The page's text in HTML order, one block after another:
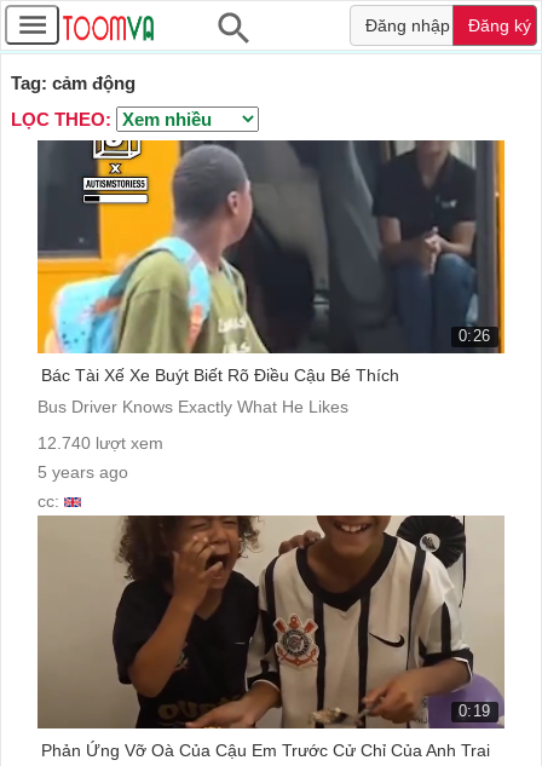
Đăng nhập Đăng ký
Tag: cảm động
LỌC THEO:
0:26
Bác Tài Xế Xe Buýt Biết Rõ Điều Cậu Bé Thích
Bus Driver Knows Exactly What He Likes
12.740 lượt xem
5 years ago
cc:
0:19
Phản Ứng Vỡ Oà Của Cậu Em Trước Cử Chỉ Của Anh Trai